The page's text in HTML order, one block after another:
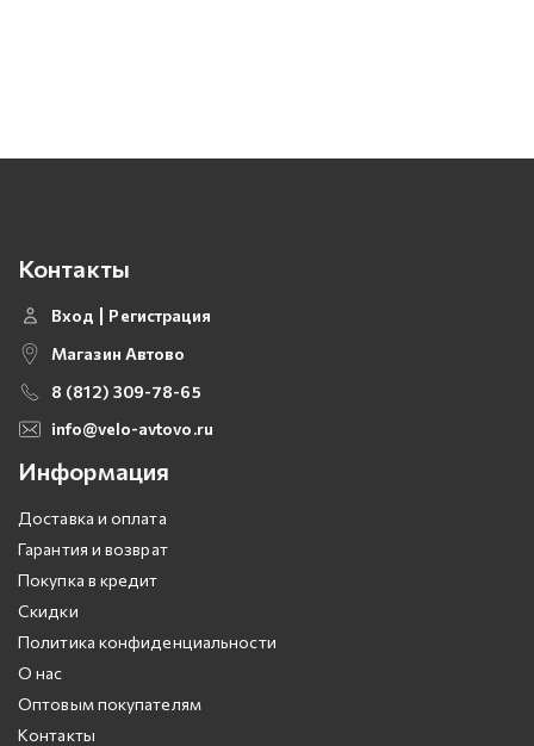
Контакты
Вход
Регистрация
Магазин Автово
8 (812) 309-78-65
info@velo-avtovo.ru
Информация
Доставка и оплата
Гарантия и возврат
Покупка в кредит
Скидки
Политика конфиденциальности
О нас
Оптовым покупателям
Контакты